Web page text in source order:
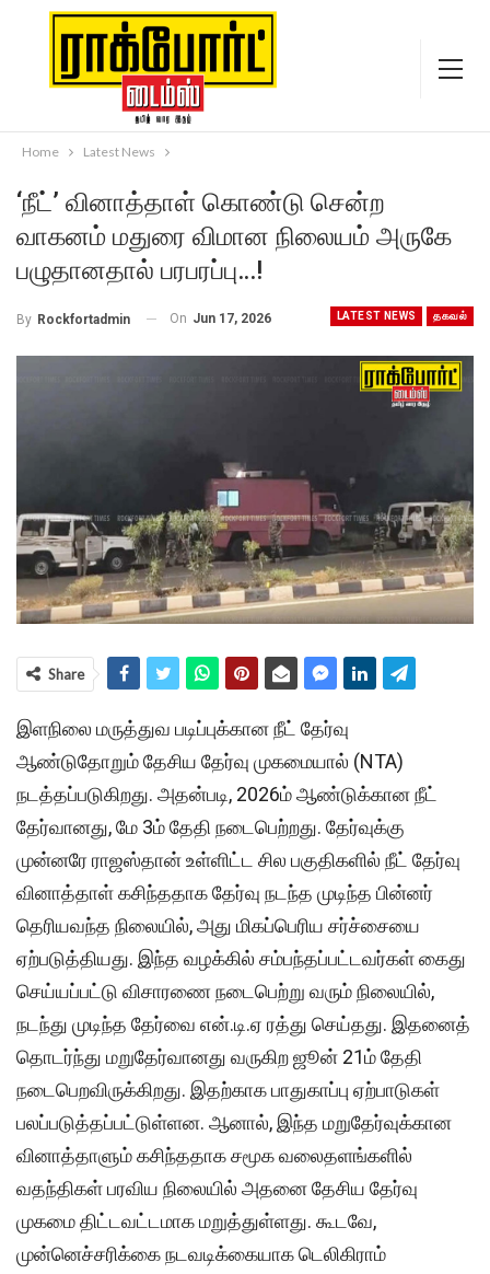
Home Latest News
‘நீட்’ வினாத்தாள் கொண்டு சென்ற
வாகனம் மதுரை விமான நிலையம் அருகே
பழுதானதால் பரபரப்பு…!
LATEST NEWS தகவல்
By Rockfortadmin On Jun 17, 2026
Share
இளநிலை மருத்துவ படிப்புக்கான நீட் தேர்வு
ஆண்டுதோறும் தேசிய தேர்வு முகமையால் (NTA)
நடத்தப்படுகிறது. அதன்படி, 2026ம் ஆண்டுக்கான நீட்
தேர்வானது, மே 3ம் தேதி நடைபெற்றது. தேர்வுக்கு
முன்னரே ராஜஸ்தான் உள்ளிட்ட சில பகுதிகளில் நீட் தேர்வு
வினாத்தாள் கசிந்ததாக தேர்வு நடந்த முடிந்த பின்னர்
தெரியவந்த நிலையில், அது மிகப்பெரிய சர்ச்சையை
ஏற்படுத்தியது. இந்த வழக்கில் சம்பந்தப்பட்டவர்கள் கைது
செய்யப்பட்டு விசாரணை நடைபெற்று வரும் நிலையில்,
நடந்து முடிந்த தேர்வை என்.டி.ஏ ரத்து செய்தது. இதனைத்
தொடர்ந்து மறுதேர்வானது வருகிற ஜூன் 21ம் தேதி
நடைபெறவிருக்கிறது. இதற்காக பாதுகாப்பு ஏற்பாடுகள்
பலப்படுத்தப்பட்டுள்ளன. ஆனால், இந்த மறுதேர்வுக்கான
வினாத்தாளும் கசிந்ததாக சமூக வலைதளங்களில்
வதந்திகள் பரவிய நிலையில் அதனை தேசிய தேர்வு
முகமை திட்டவட்டமாக மறுத்துள்ளது. கூடவே,
முன்னெச்சரிக்கை நடவடிக்கையாக டெலிகிராம்